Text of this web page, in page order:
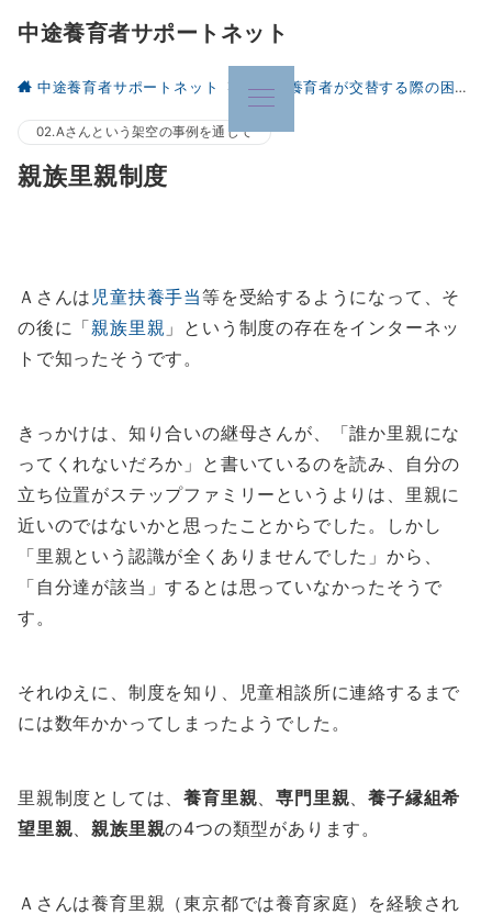
中途養育者サポートネット
中途養育者サポートネット 中途で養育者が交替する際の困難について
02.Aさんという架空の事例を通じて
親族里親制度
Ａさんは 児童扶養手当等を受給するようになって、そ
の後に「親族里親 」という制度の存在をインターネッ
トで知ったそうです。
きっかけは、知り合いの継母さんが、「誰か里親にな
ってくれないだろか」と書いているのを読み、自分の
立ち位置がステップファミリーというよりは、里親に
近いのではないかと思ったことからでした。しかし
「里親という認識が全くありませんでした」から、
「自分達が該当」するとは思っていなかったそうで
す。
それゆえに、制度を知り、児童相談所に連絡するまで
には数年かかってしまったようでした。
里親制度としては、養育里親、専門里親、養子縁組希
望里親、親族里親の4つの類型があります。
Ａさんは養育里親（東京都では養育家庭）を経験され